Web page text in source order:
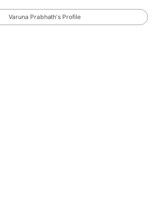
Varuna Prabhath's Profile